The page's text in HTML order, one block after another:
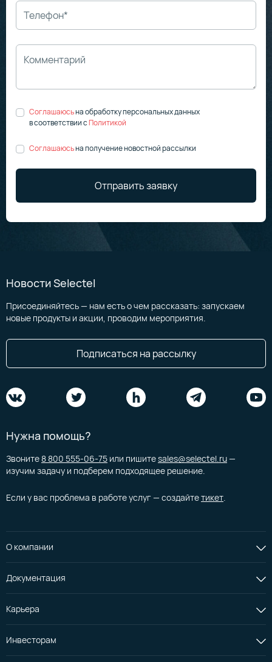
Соглашаюсьна обработку персональных данных
в соответствиисПолитикой
Соглашаюсьна получение новостной рассылки
Отправить заявку
Новости Selectel
Присоединяйтесь — нам есть о чем рассказать: запускаем
новые продукты и акции, проводим мероприятия.
Подписаться на рассылку
Нужна помощь?
Звоните 8 800 555-06-75 или пишитеsales@selectel.ru—
изучим задачу и подберем подходящее решение.
Если у вас проблема в работе услуг — создайтетикет
О компании
Документация
Карьера
Инвесторам